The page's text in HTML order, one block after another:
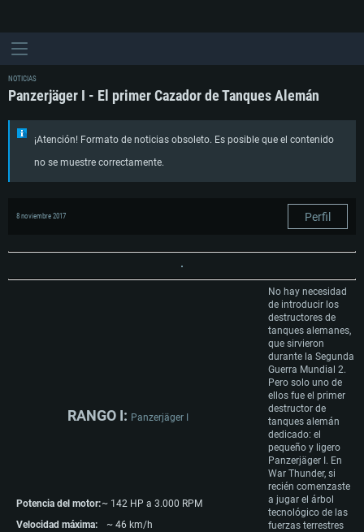
NOTICIAS
Panzerjäger I - El primer Cazador de Tanques Alemán
¡Atención! Formato de noticias obsoleto. Es posible que el contenido
no se muestre correctamente.
8 noviembre 2017 Perfil
RANGO I: Panzerjäger I
Potencia del motor:~ 142 HP a 3.000 RPM
Velocidad máxima:
~ 46 km/h
No hay necesidad
de introducir los
destructores de
tanques alemanes,
que sirvieron
durante la Segunda
Guerra Mundial 2.
Pero solo uno de
ellos fue el primer
destructor de
tanques alemán
dedicado: el
pequeño y ligero
Panzerjäger I. En
War Thunder, si
recién comenzaste
a jugar el árbol
tecnológico de las
fuerzas terrestres